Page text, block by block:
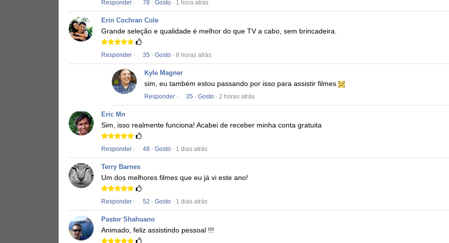
Responder · 78 · Gosto · 1 hora atrás
Erin Cochran Cole
Grande seleção e qualidade é melhor do que TV a cabo, sem brincadeira.
Responder · 35 · Gosto · 8 horas atrás
Kyle Magner
sim, eu também estou passando por isso para assistir filmes
Responder · 35 · Gosto · 2 horas atrás
Eric Mn
Sim, isso realmente funciona! Acabei de receber minha conta gratuita
Responder · 48 · Gosto · 1 dias atrás
Terry Barnes
Um dos melhores filmes que eu já vi este ano!
Responder · 52 · Gosto · 1 dias atrás
Pastor Shahuano
Animado, feliz assistindo pessoal !!!